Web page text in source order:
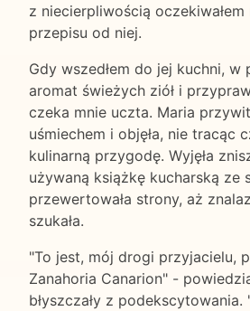
z niecierpliwością
przepisu od niej.
Gdy wszedłem do jej kuchni, w
aromat świeżych ziół i
czeka mnie uczta. Maria
uśmiechem i objęła, nie tracąc
kulinarną przygodę. Wyjęła
używaną książkę kucharską ze
przewertowała strony, aż
szukała.
"To jest, mój drogi przyjacielu,
Zanahoria Canarion" -
błyszczały z